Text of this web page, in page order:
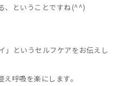
、ということですね(^^)
」というセルフケアをお伝えし
呼吸を楽にします。